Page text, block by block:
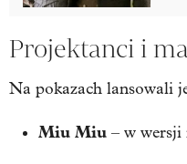
Projektanci i
Na pokazach lansowali
Miu Miu – w wersji